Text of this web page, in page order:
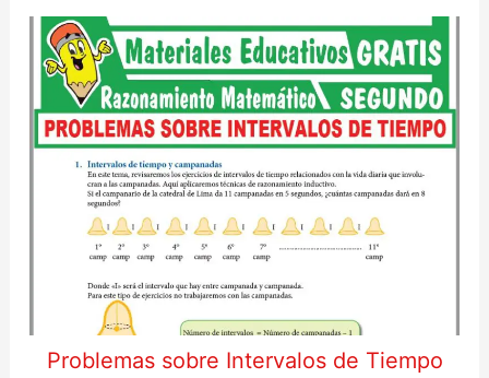
Problemas sobre Intervalos de Tiempo